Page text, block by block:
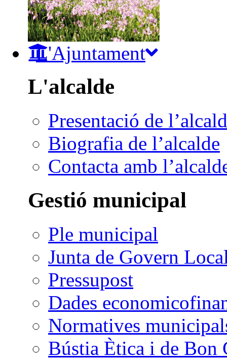
L'Ajuntament
L'alcalde
Presentació de
Biografia de l’alcalde
Contacta amb
Gestió municipal
Ple municipal
Junta de Govern
Pressupost
Dades
Normatives
Bústia Ètica i de Bon